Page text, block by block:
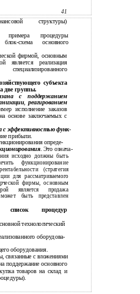
41
структуры)
процедуры
схема основного
фирмой, основным
является реализация
субъекта
две группы.
с поддержанием
, реагированием
исполнение заказов
основе заключаемых с
с эффективностью функ-
прибыли.
опреде-
. Это означа-
исходно должны быть
функционирование
(стратегия
для рассматриваемого
фирмы, основным
является продажа
может быть представлен
процедур
технологический
оборудова-
оборудования.
связанные с вложениями
поддержание основного
товаров на склад и